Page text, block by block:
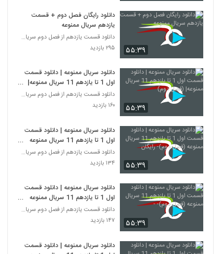
۵۵:۳۹
دانلود رایگان فصل دوم + قسمت
یازدهم سریال ممنوعه
دانلود قسمت یازدهم از فصل دوم سریال ممنوعه
۲۹۵ بازدید
۵۵:۳۹
دانلود سریال ممنوعه | دانلود قسمت
اول 1 تا یازدهم 11 سریال ممنوعه|
(فصل دوم)
دانلود قسمت یازدهم از فصل دوم سریال ممنوعه
۱۶۰ بازدید
۵۵:۳۹
دانلود سریال ممنوعه | دانلود قسمت
اول 1 تا یازدهم 11 سریال ممنوعه
(فصل دوم)- رایگان
دانلود قسمت یازدهم از فصل دوم سریال ممنوعه
۱۳۴ بازدید
۵۵:۳۹
دانلود سریال ممنوعه | دانلود قسمت
اول 1 تا یازدهم 11 سریال ممنوعه
(فصل دوم)- -
دانلود قسمت یازدهم از فصل دوم سریال ممنوعه
۱۴۷ بازدید
دانلود سریال ممنوعه | دانلود قسمت